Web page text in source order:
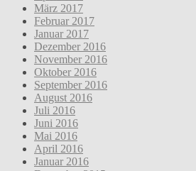
März 2017
Februar 2017
Januar 2017
Dezember 2016
November 2016
Oktober 2016
September 2016
August 2016
Juli 2016
Juni 2016
Mai 2016
April 2016
Januar 2016